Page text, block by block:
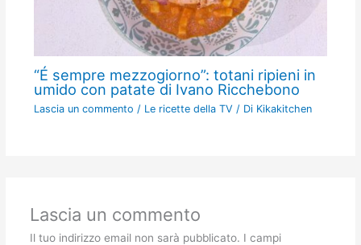
“É sempre mezzogiorno”: totani ripieni in
umido con patate di Ivano Ricchebono
Lascia un commento / Le ricette della TV / Di Kikakitchen
Lascia un commento
Il tuo indirizzo email non sarà pubblicato. I campi